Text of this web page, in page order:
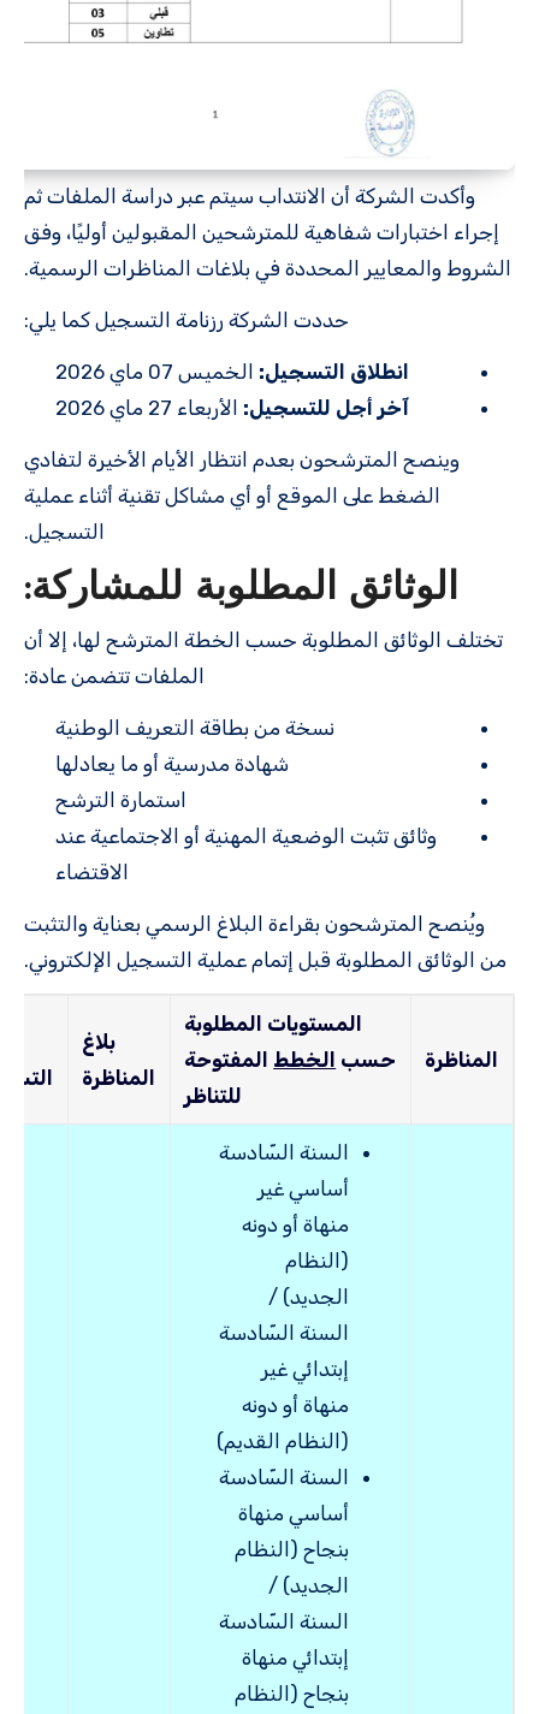
وأكدت الشركة أن الانتداب سيتم عبر دراسة الملفات ثم
إجراء اختبارات شفاهية للمترشحين المقبولين أوليًا، وفق
الشروط والمعايير المحددة في بلاغات المناظرات الرسمية.
حددت الشركة رزنامة التسجيل كما يلي:
انطلاق التسجيل: الخميس 07 ماي 2026
آخر أجل للتسجيل: الأربعاء 27 ماي 2026
وينصح المترشحون بعدم انتظار الأيام الأخيرة لتفادي
الضغط على الموقع أو أي مشاكل تقنية أثناء عملية
التسجيل.
الوثائق المطلوبة للمشاركة:
تختلف الوثائق المطلوبة حسب الخطة المترشح لها، إلا أن
الملفات تتضمن عادة:
نسخة من بطاقة التعريف الوطنية
شهادة مدرسية أو ما يعادلها
استمارة الترشح
وثائق تثبت الوضعية المهنية أو الاجتماعية عند
الاقتضاء
ويُنصح المترشحون بقراءة البلاغ الرسمي بعناية والتثبت
من الوثائق المطلوبة قبل إتمام عملية التسجيل الإلكتروني.
المناظرة
المستويات المطلوبة
حسب الخطط المفتوحة
للتناظر
بلاغ
المناظرة
السنة السّادسة
أساسي غير
منهاة أو دونه
(النظام
الجديد) /
السنة السّادسة
إبتدائي غير
منهاة أو دونه
(النظام القديم)
السنة السّادسة
أساسي منهاة
بنجاح (النظام
الجديد) /
السنة السّادسة
إبتدائي منهاة
بنجاح (النظام